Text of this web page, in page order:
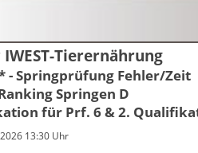
Tierernährung
- Springprüfung Fehler/Zeit
Springen D
für Prf. 6 & 2.
13:30 Uhr